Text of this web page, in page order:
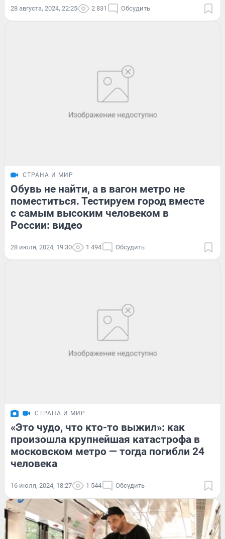
28 августа, 2024, 22:25 2 831 Обсудить
СТРАНА И МИР
Обувь не найти, а в вагон метро не
поместиться. Тестируем город вместе
с самым высоким человеком в
России: видео
28 июля, 2024, 19:30 1 494 Обсудить
СТРАНА И МИР
«Это чудо, что кто-то выжил»: как
произошла крупнейшая катастрофа в
московском метро — тогда погибли 24
человека
16 июля, 2024, 18:27 1 544 Обсудить